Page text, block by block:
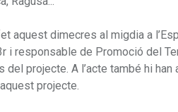
aquest dimecres al migdia a
i responsable de Promoció del
del projecte. A l’acte també hi
projecte.